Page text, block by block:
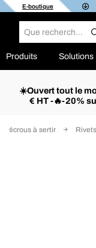
E-boutique
Produits Solutions
☀️Ouvert tout le
€ HT -🔥-20%
écrous à sertir